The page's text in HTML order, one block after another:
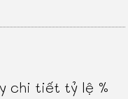
chi tiết tỷ lệ %